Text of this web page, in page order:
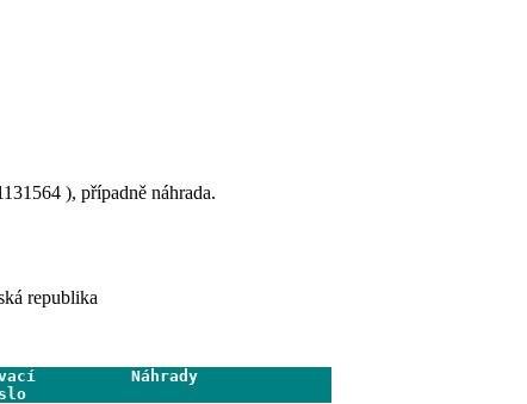
), případně náhrada.
republika
Náhrady
číslo